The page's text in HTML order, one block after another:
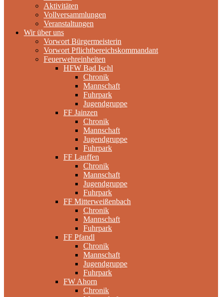
Aktivitäten
Vollversammlungen
Veranstaltungen
Wir über uns
Vorwort Bürgermeisterin
Vorwort Pflichtbereichskommandant
Feuerwehreinheiten
HFW Bad Ischl
Chronik
Mannschaft
Fuhrpark
Jugendgruppe
FF Jainzen
Chronik
Mannschaft
Jugendgruppe
Fuhrpark
FF Lauffen
Chronik
Mannschaft
Jugendgruppe
Fuhrpark
FF Mitterweißenbach
Chronik
Mannschaft
Fuhrpark
FF Pfandl
Chronik
Mannschaft
Jugendgruppe
Fuhrpark
FW Ahorn
Chronik